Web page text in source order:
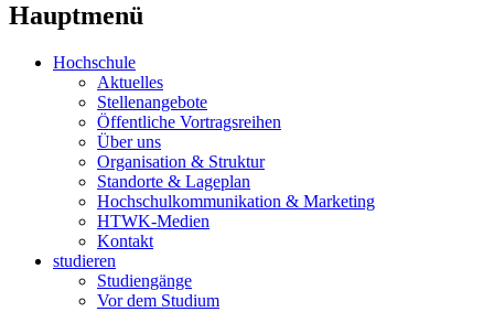
Hauptmenü
Hochschule
Aktuelles
Stellenangebote
Öffentliche Vortragsreihen
Über uns
Organisation & Struktur
Standorte & Lageplan
Hochschulkommunikation & Marketing
HTWK-Medien
Kontakt
studieren
Studiengänge
Vor dem Studium